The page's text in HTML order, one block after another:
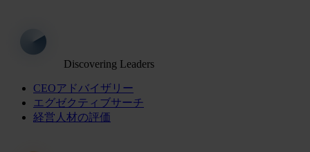
Discovering Leaders
CEOアドバイザリー
エグゼクティブサーチ
経営人材の評価